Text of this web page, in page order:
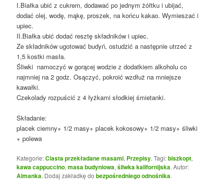
I.Białka ubić z cukrem, dodawać po jednym żółtku i ubijać,
dodać olej, wodę, mąkę, proszek, na końcu kakao. Wymieszać i
upiec.
II.Białka ubić dodać resztę składników i upiec.
Ze składników ugotować budyń, ostudzić a następnie utrzeć z
1,5 kostki masła.
Śliwki namoczyć w gorącej wodzie z dodatkiem alkoholu co
najmniej na 2 godz. Osączyć, pokroić wzdłuż na mniejsze
kawałki.
Czekolady rozpuścić z 4 łyżkami słodkiej śmietanki.
Składanie:
placek ciemny+ 1/2 masy+ placek kokosowy+ 1/2 masy+ śliwki
+ polewa
Kategorie:Ciasta przekładane masami, Przepisy. Tagi:biszkopt,
kawa cappuccino,masa budyniowa,śliwka kalifornijska. Autor:
Almanka. Dodaj zakładkę dobezpośredniego odnośnika.